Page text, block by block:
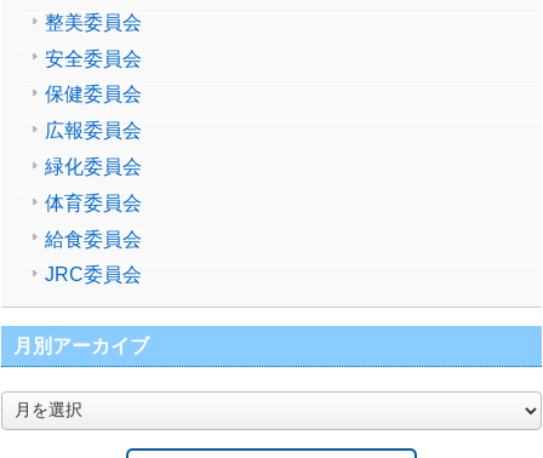
整美委員会
安全委員会
保健委員会
広報委員会
緑化委員会
体育委員会
給食委員会
JRC委員会
月別アーカイブ
月
別